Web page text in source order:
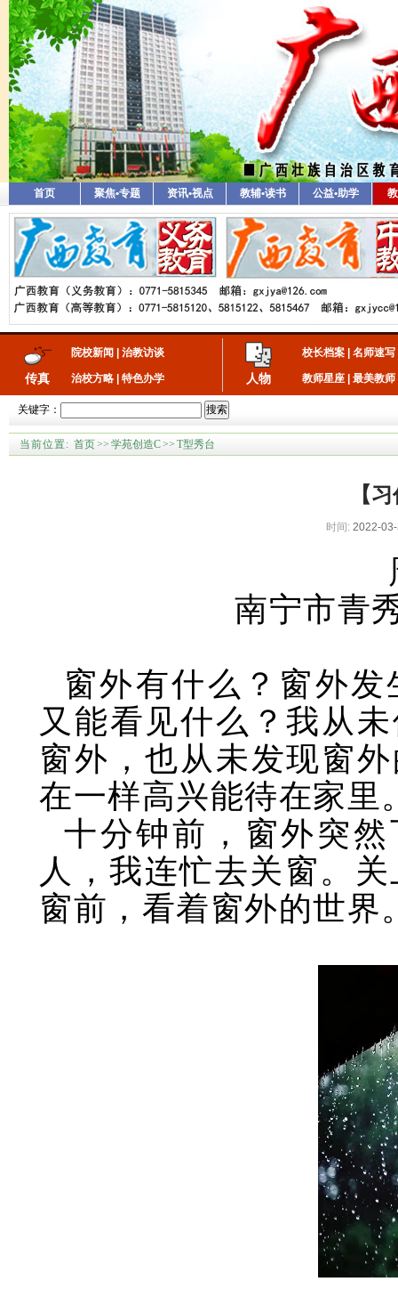
首页 聚焦•专题 资讯•视点 教辅•读书 公益•助学
传真
院校新闻 治教访谈
治校方略 特色办学 人物
校长档案 名师速写
教师星座 最美教师
关键字： 搜索
当前位置: 首页>> 学苑创造C>> T型秀台
【
时间: 2022-
南宁市青
窗外有什么？窗外
又能看见什么？我从
窗外，也从未发现窗
在一样高兴能待在家里
十分钟前，窗外突
人，我连忙去关窗。
窗前，看着窗外的世界